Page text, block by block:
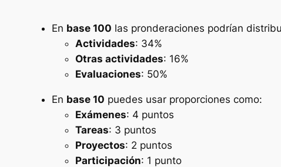
En base 100 las pronderaciones podrían
Actividades: 34%
Otras actividades: 16%
Evaluaciones: 50%
En base 10 puedes usar proporciones como:
Exámenes: 4 puntos
Tareas: 3 puntos
Proyectos: 2 puntos
Participación: 1 punto